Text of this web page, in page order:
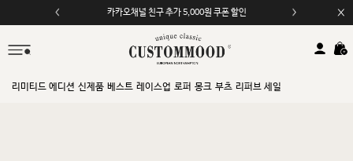
카카오채널 친구 추가 5,000원 쿠폰 할인
모바일 앱 자동 2,000원 할인
리미티드 에디션 신제품 베스트 레이스업 로퍼 몽크 부츠 리퍼브 세일